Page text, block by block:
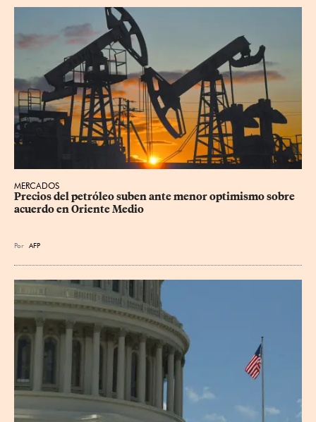
MERCADOS
Precios del petróleo suben ante menor optimismo sobre
acuerdo en Oriente Medio
Por AFP